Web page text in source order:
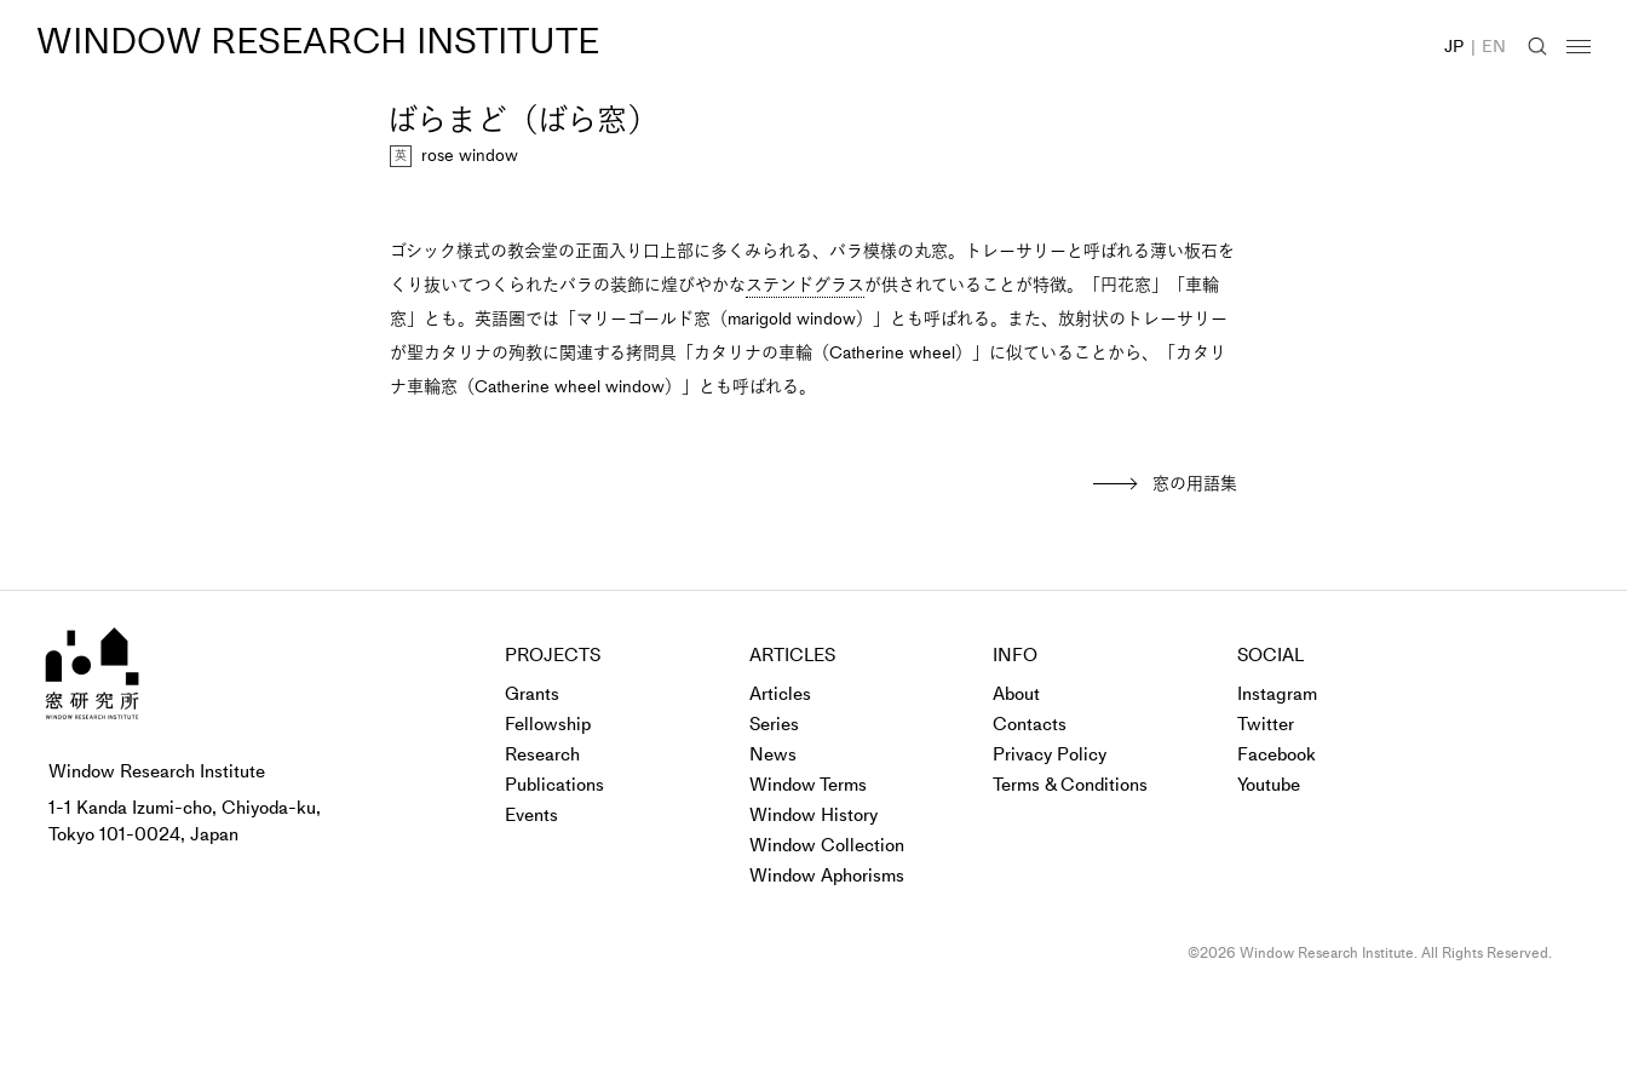
WINDOW RESEARCH INSTITUTE JP | EN
ばらまど（ばら窓）
rose window
ゴシック様式の教会堂の正面入り口上部に多くみられる、バラ模様の丸窓。トレーサリーと呼ばれる薄い板石を
くり抜いてつくられたバラの装飾に煌びやかなステンドグラスが供されていることが特徴。「円花窓」「車輪
窓」とも。英語圏では「マリーゴールド窓（marigold window）」とも呼ばれる。また、放射状のトレーサリー
が聖カタリナの殉教に関連する拷問具「カタリナの車輪（Catherine wheel）」に似ていることから、「カタリ
ナ車輪窓（Catherine wheel window）」とも呼ばれる。
窓の用語集
Window Research Institute
1-1 Kanda Izumi-cho, Chiyoda-ku,
Tokyo 101-0024, Japan
PROJECTS
Grants
Fellowship
Research
Publications
Events
ARTICLES
Articles
Series
News
Window Terms
Window History
Window Collection
Window Aphorisms
INFO
About
Contacts
Privacy Policy
Terms & Conditions
SOCIAL
Instagram
Twitter
Facebook
Youtube
©2026 Window Research Institute. All Rights Reserved.